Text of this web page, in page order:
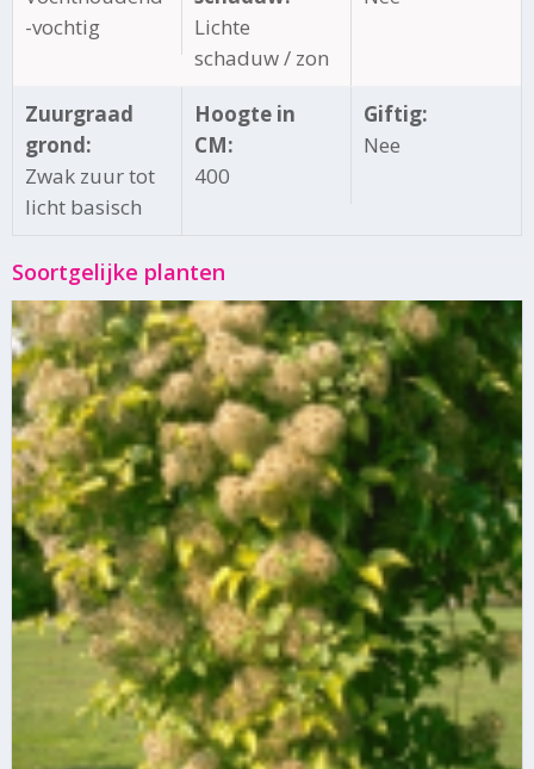
-vochtig
Lichte
schaduw / zon
Zuurgraad
grond:
Zwak zuur tot
licht basisch
Hoogte in
CM:
400
Giftig:
Nee
Soortgelijke planten